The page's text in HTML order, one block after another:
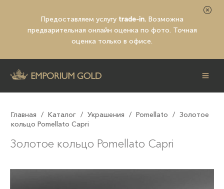
Предоставляем услугу trade-in. Возможна
предварительная онлайн оценка по фото. Точная
оценка только в офисе.
Главная / Каталог / Украшения / Pomellato / Золотое
кольцо Pomellato Capri
Золотое кольцо Pomellato Capri